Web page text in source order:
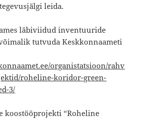
leida.
läbiviidud inventuuride
tutvuda Keskkonnaameti
organistatsioon/rahv
roheline-koridor-green-
3/
koostööprojekti “Roheline